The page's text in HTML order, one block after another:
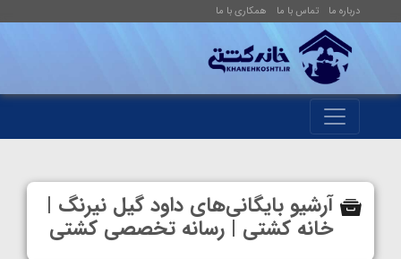
درباره ما تماس با ما همکاری با ما
آرشیو بایگانی‌های داود گیل نیرنگ |
خانه کشتی | رسانه تخصصی کشتی